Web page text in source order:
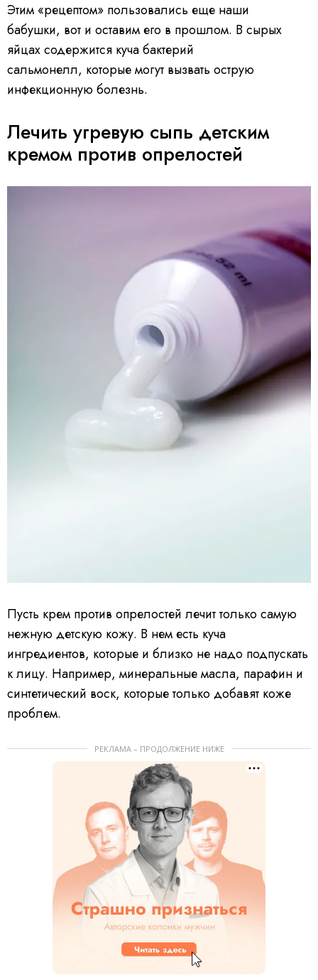
Этим «рецептом» пользовались еще наши
бабушки, вот и оставим его в прошлом. В сырых
яйцах содержится куча бактерий
сальмонелл, которые могут вызвать острую
инфекционную болезнь.
Лечить угревую сыпь детским
кремом против опрелостей
Пусть крем против опрелостей лечит только самую
нежную детскую кожу. В нем есть куча
ингредиентов, которые и близко не надо подпускать
к лицу. Например, минеральные масла, парафин и
синтетический воск, которые только добавят коже
проблем.
РЕКЛАМА – ПРОДОЛЖЕНИЕ НИЖЕ